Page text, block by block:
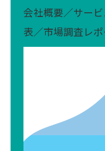
会社概要／サー
表／市場調査レ